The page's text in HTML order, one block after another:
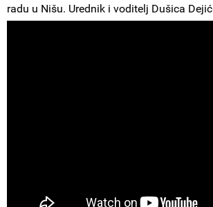
radu u Nišu. Urednik i voditelj Dušica Dejić